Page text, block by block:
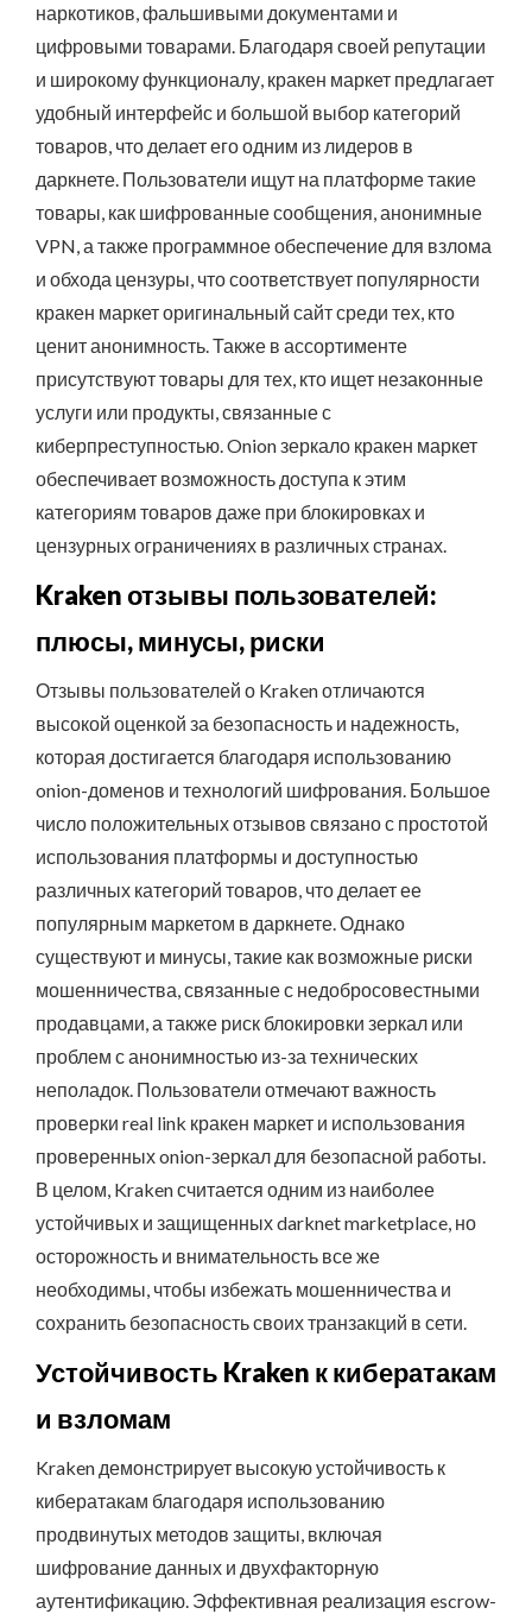
наркотиков, фальшивыми документами и
цифровыми товарами. Благодаря своей репутации
и широкому функционалу, кракен маркет предлагает
удобный интерфейс и большой выбор категорий
товаров, что делает его одним из лидеров в
даркнете. Пользователи ищут на платформе такие
товары, как шифрованные сообщения, анонимные
VPN, а также программное обеспечение для взлома
и обхода цензуры, что соответствует популярности
кракен маркет оригинальный сайт среди тех, кто
ценит анонимность. Также в ассортименте
присутствуют товары для тех, кто ищет незаконные
услуги или продукты, связанные с
киберпреступностью. Onion зеркало кракен маркет
обеспечивает возможность доступа к этим
категориям товаров даже при блокировках и
цензурных ограничениях в различных странах.
Kraken отзывы пользователей:
плюсы, минусы, риски
Отзывы пользователей о Kraken отличаются
высокой оценкой за безопасность и надежность,
которая достигается благодаря использованию
onion-доменов и технологий шифрования. Большое
число положительных отзывов связано с простотой
использования платформы и доступностью
различных категорий товаров, что делает ее
популярным маркетом в даркнете. Однако
существуют и минусы, такие как возможные риски
мошенничества, связанные с недобросовестными
продавцами, а также риск блокировки зеркал или
проблем с анонимностью из-за технических
неполадок. Пользователи отмечают важность
проверки real link кракен маркет и использования
проверенных onion-зеркал для безопасной работы.
В целом, Kraken считается одним из наиболее
устойчивых и защищенных darknet marketplace, но
осторожность и внимательность все же
необходимы, чтобы избежать мошенничества и
сохранить безопасность своих транзакций в сети.
Устойчивость Kraken к кибератакам
и взломам
Kraken демонстрирует высокую устойчивость к
кибератакам благодаря использованию
продвинутых методов защиты, включая
шифрование данных и двухфакторную
аутентификацию. Эффективная реализация escrow-